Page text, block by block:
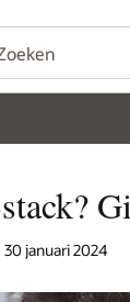
januari 2024